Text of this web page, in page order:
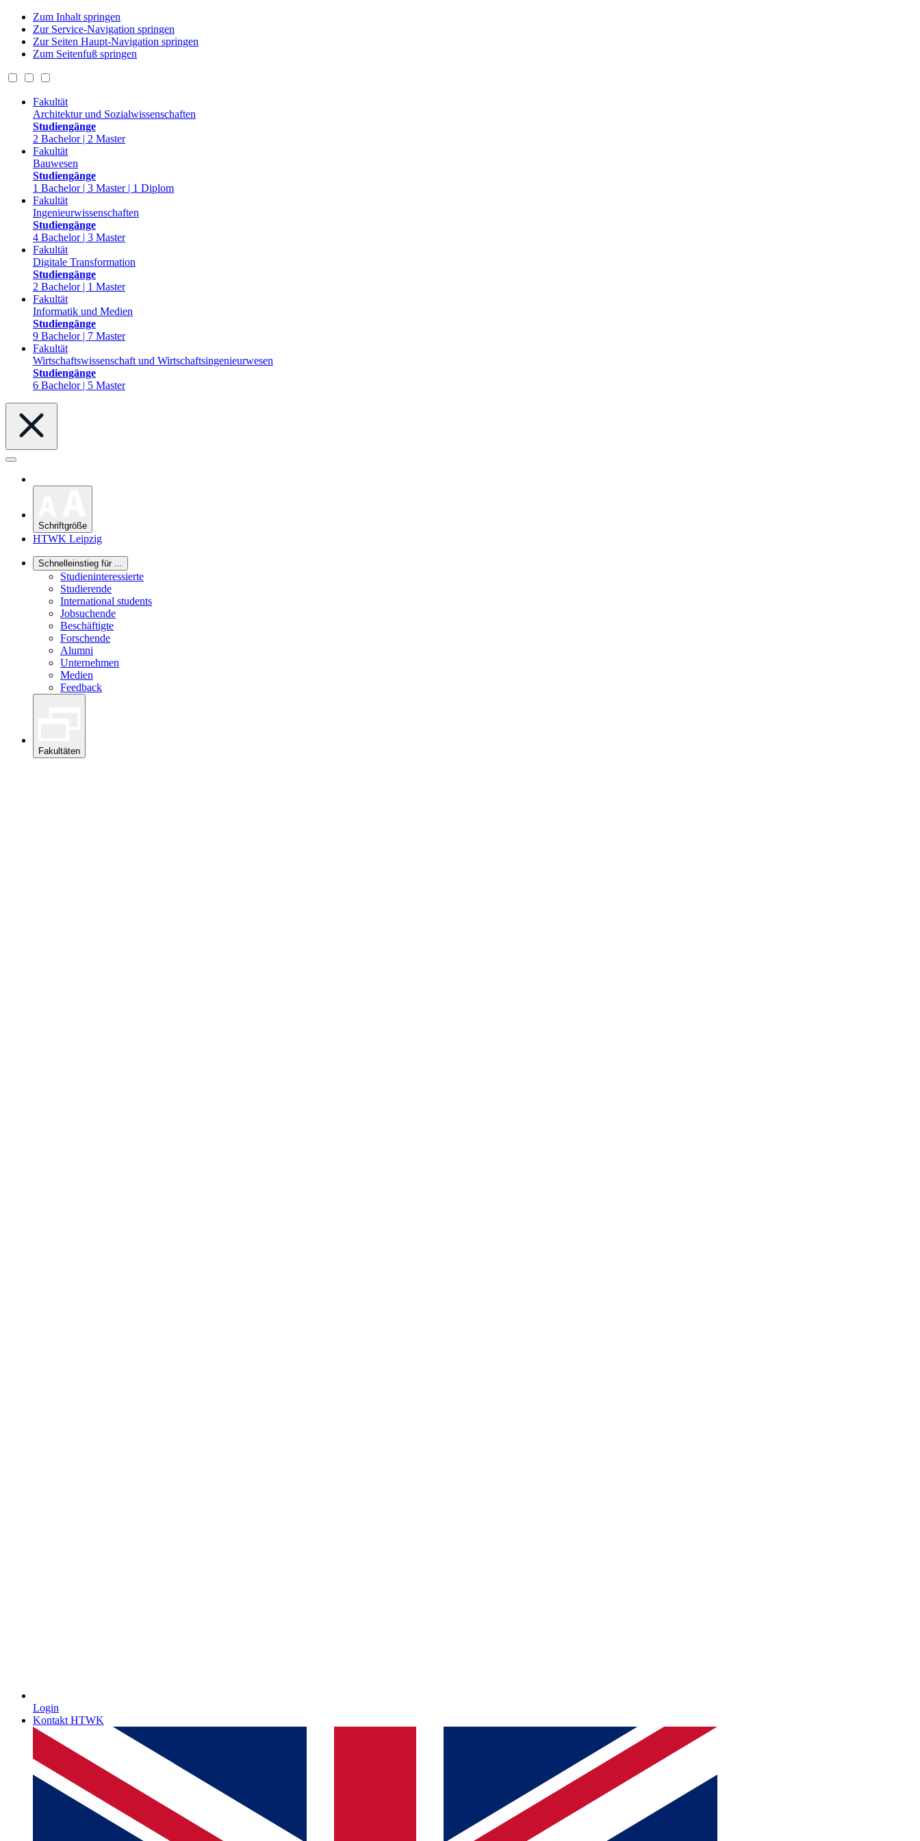
Zum Inhalt springen
Zur Service-Navigation springen
Zur Seiten Haupt-Navigation springen
Zum Seitenfuß springen
Fakultät
Architektur und Sozialwissenschaften
Studiengänge
2 Bachelor | 2 Master
Fakultät
Bauwesen
Studiengänge
1 Bachelor | 3 Master | 1 Diplom
Fakultät
Ingenieurwissenschaften
Studiengänge
4 Bachelor | 3 Master
Fakultät
Digitale Transformation
Studiengänge
2 Bachelor | 1 Master
Fakultät
Informatik und Medien
Studiengänge
9 Bachelor | 7 Master
Fakultät
Wirtschaftswissenschaft und Wirtschaftsingenieurwesen
Studiengänge
6 Bachelor | 5 Master
Schriftgröße
HTWK Leipzig
Schnelleinstieg für ...
Studieninteressierte
Studierende
International students
Jobsuchende
Beschäftigte
Forschende
Alumni
Unternehmen
Medien
Feedback
Fakultäten
Login
Kontakt HTWK